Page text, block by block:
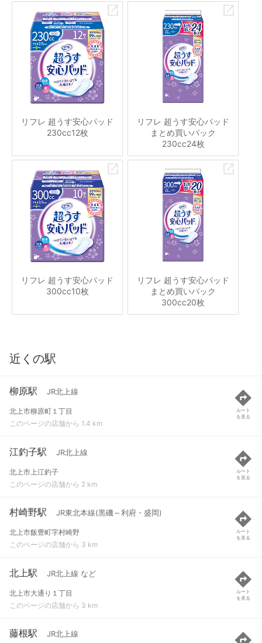
リフレ 超うす安心パッド
230cc12枚
リフレ 超うす安心パッド
まとめ買いパック
230cc24枚
リフレ 超うす安心パッド
300cc10枚
リフレ 超うす安心パッド
まとめ買いパック
300cc20枚
近くの駅
柳原駅 JR北上線
北上市柳原町１丁目
このページの店舗から 1.4 km
ルート
を見る
江釣子駅 JR北上線
北上市上江釣子
このページの店舗から 2 km
ルート
を見る
村崎野駅 JR東北本線(黒磯～利府・盛岡)
北上市飯豊町字村崎野
このページの店舗から 3 km
ルート
を見る
北上駅 JR北上線 など
北上市大通り１丁目
このページの店舗から 3 km
ルート
を見る
藤根駅 JR北上線